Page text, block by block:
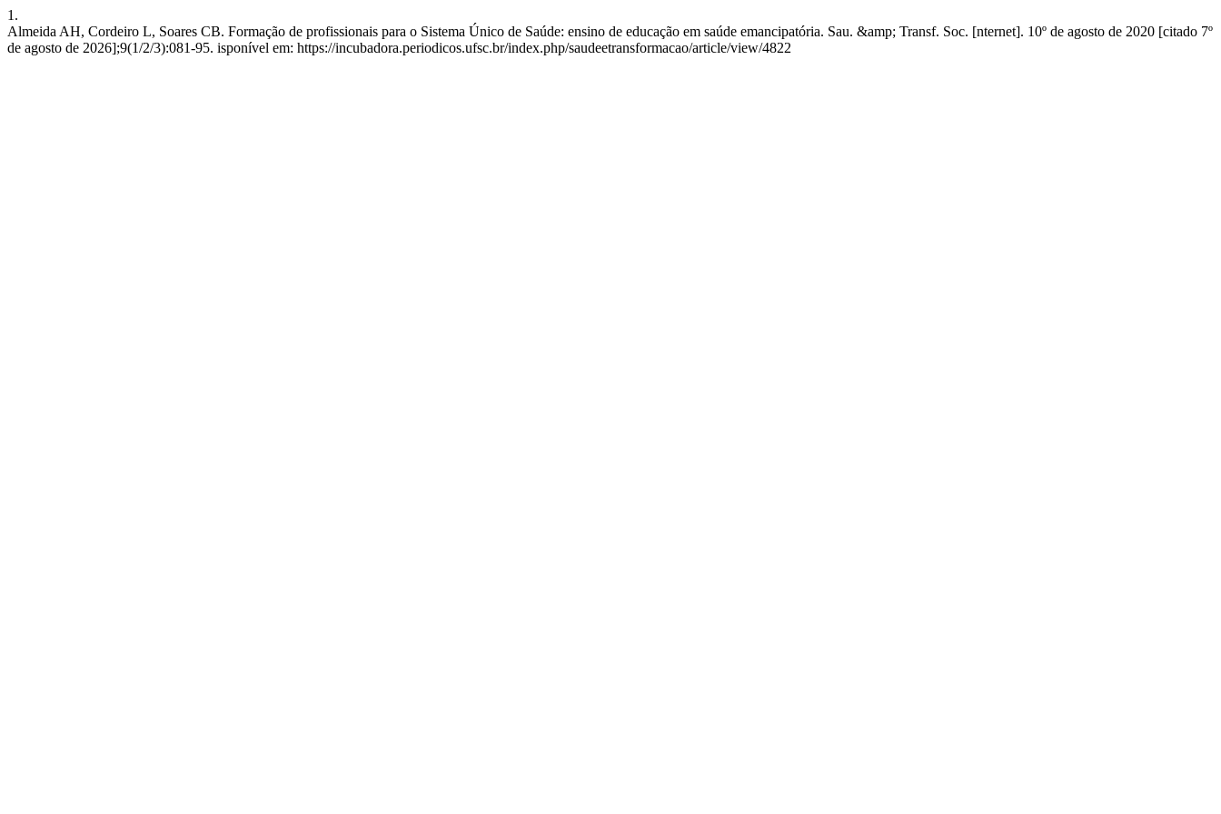
1.
Almeida AH, Cordeiro L, Soares CB. Formação de profissionais para o Sistema Único de Saúde: ensino de educação em saúde emancipatória. Sau. &amp; Transf. Soc. [nternet]. 10º de agosto de 2020 [citado 7º
de agosto de 2026];9(1/2/3):081-95. isponível em: https://incubadora.periodicos.ufsc.br/index.php/saudeetransformacao/article/view/4822